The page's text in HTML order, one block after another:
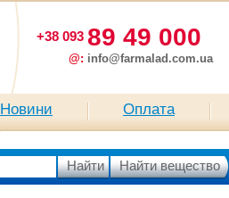
+38 093 89 49 000
@: info@farmalad.com.ua
Новини Оплата